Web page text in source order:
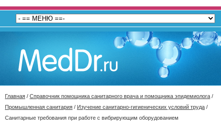
Главная / Справочник помощника санитарного врача и помощника эпидемиолога /
Промышленная санитария / Изучение санитарно-гигиенических условий труда /
Санитарные требования при работе с вибрирующим оборудованием